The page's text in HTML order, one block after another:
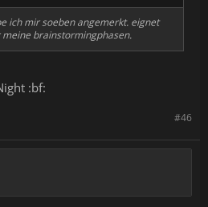
ich mir soeben angemerkt. eignet
brainstormingphasen.
:bf:
#46